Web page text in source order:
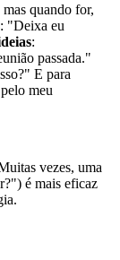
quando for,
: "Deixa eu
:
passada."
E para
meu
vezes, uma
é mais eficaz